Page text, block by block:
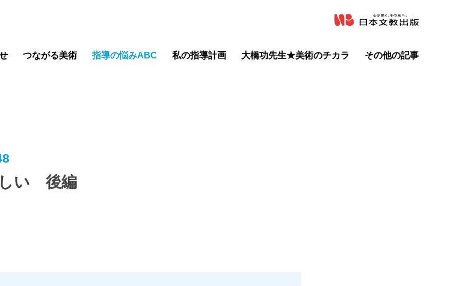
つながる美術 指導の悩みABC 私の指導計画 大橋功先生★美術のチカラ その他の記事
しい 後編